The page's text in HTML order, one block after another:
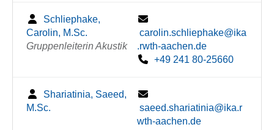
Schliephake,
Carolin, M.Sc.
Gruppenleiterin Akustik
carolin.schliephake@ika
.rwth-aachen.de
+49 241 80-25660
Shariatinia, Saeed,
M.Sc.
saeed.shariatinia@ika.r
wth-aachen.de